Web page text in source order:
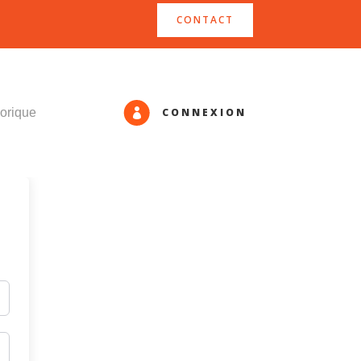
CONTACT
 CONNEXION